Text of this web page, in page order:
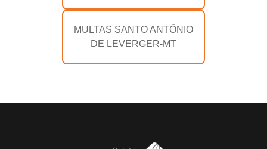
MULTAS SANTO ANTÔNIO
DE LEVERGER-MT